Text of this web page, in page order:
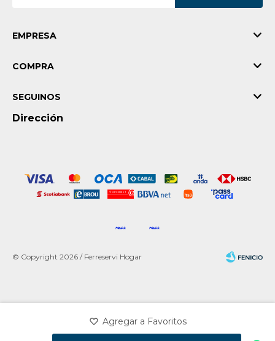
EMPRESA
COMPRA
Dirección
SEGUINOS
© Copyright 2026 / Ferreservi Hogar